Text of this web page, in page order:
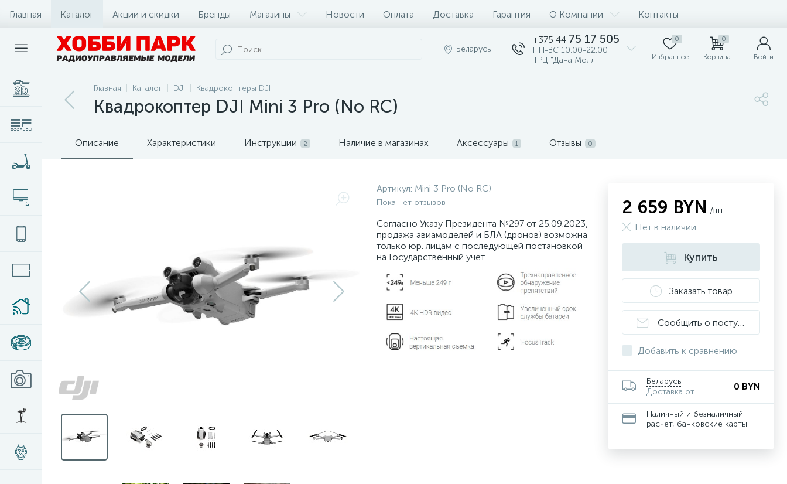
Главная Каталог Акции и скидки Бренды Магазины Новости Оплата Доставка Гарантия О Компании Контакты
Беларусь
+375 44 75 17 505
ПН-ВС 10:00-22:00
ТРЦ "Дана Молл"
0
Избранное
0
Корзина Войти
Главная Каталог DJI Квадрокоптеры DJI
Квадрокоптер DJI Mini 3 Pro (No RC)
Описание Характеристики Инструкции 2 Наличие в магазинах Аксессуары 1 Отзывы 0
Артикул: Mini 3 Pro (No RC)
Пока нет отзывов
Согласно Указу Президента №297 от 25.09.2023,
продажа авиамоделей и БЛА (дронов) возможна
только юр. лицам с последующей постановкой
на Государственный учет.
2 659 BYN /шт
Нет в наличии
Купить
Заказать товар
Сообщить о поступлении
Добавить к сравнению
Беларусь
Доставка от
0 BYN
Наличный и безналичный
расчет, банковские карты